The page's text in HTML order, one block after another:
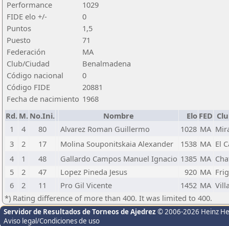
Performance
1029
FIDE elo +/-
0
Puntos
1,5
Puesto
71
Federación
MA
Club/Ciudad
Benalmadena
Código nacional
0
Código FIDE
20881
Fecha de nacimiento 1968
Rd. M. No.Ini. Nombre Elo FED
1
4 80 Alvarez Roman Guillermo 1028 MA
3
2 17 Molina Souponitskaia Alexander 1538 MA El
4
1 48 Gallardo Campos Manuel Ignacio 1385 MA
5
2 47 Lopez Pineda Jesus 920 MA
6
2 11 Pro Gil Vicente 1452 MA
*) Rating difference of more than 400. It was limited to 400.
Servidor de Resultados de Torneos de Ajedrez © 2006-2026 Heinz
Aviso legal/Condiciones de uso